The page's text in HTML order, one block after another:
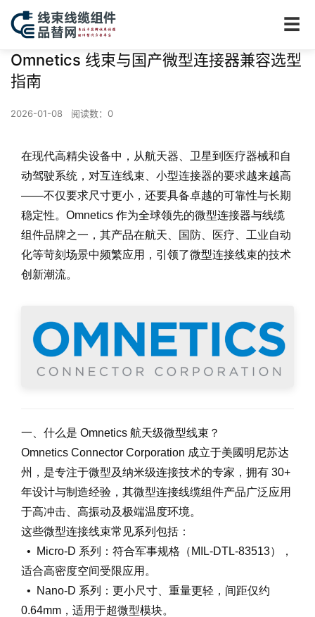
☰
Omnetics 线束与国产微型连接器兼容选型
指南
2026-01-08 阅读数： 0
在现代高精尖设备中，从航天器、卫星到医疗器械和自
动驾驶系统，对互连线束、小型连接器的要求越来越高
——不仅要求尺寸更小，还要具备卓越的可靠性与长期
稳定性。Omnetics 作为全球领先的微型连接器与线缆
组件品牌之一，其产品在航天、国防、医疗、工业自动
化等苛刻场景中频繁应用，引领了微型连接线束的技术
创新潮流。
一、什么是 Omnetics 航天级微型线束？
Omnetics Connector Corporation 成立于美國明尼苏达
州，是专注于微型及纳米级连接技术的专家，拥有 30+
年设计与制造经验，其微型连接线缆组件产品广泛应用
于高冲击、高振动及极端温度环境。
这些微型连接线束常见系列包括：
• Micro-D 系列：符合军事规格（MIL-DTL-83513），
适合高密度空间受限应用。
• Nano-D 系列：更小尺寸、重量更轻，间距仅约
0.64mm，适用于超微型模块。